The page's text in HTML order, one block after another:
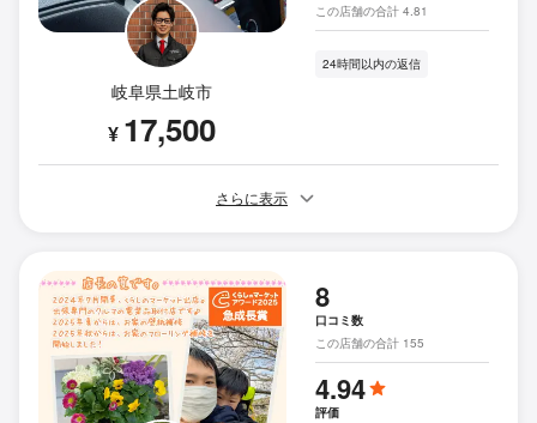
岐阜県土岐市
¥ 17,500
この店舗の合計 4.81
24時間以内の返信
さらに表示
8
口コミ数
この店舗の合計 155
4.94
評価